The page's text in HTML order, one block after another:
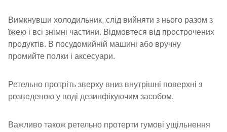
Вимкнувши холодильник, слід вийняти з нього разом з
їжею і всі знімні частини. Відмовтеся від прострочених
продуктів. В посудомийній машині або вручну
промийте полки і аксесуари.
Ретельно протріть зверху вниз внутрішні поверхні з
розведеною у воді дезинфікуючим засобом.
Важливо також ретельно протерти гумові ущільнення